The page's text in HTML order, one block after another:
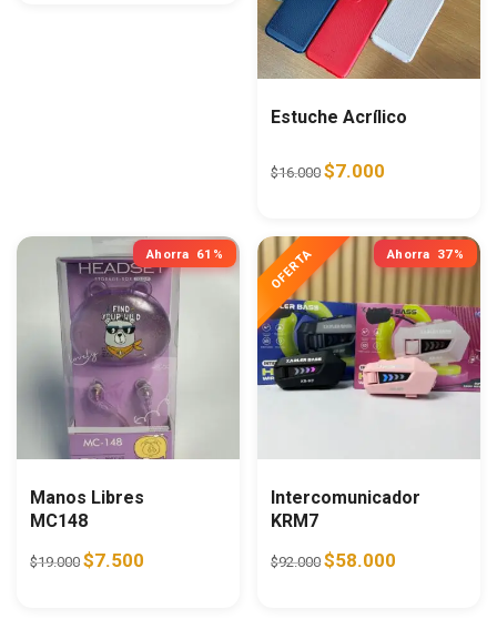
Estuche Acrílico
$16.000 Original price was:
$7.000
Ahorra 61%
Manos Libres
MC148
$19.000 Original price was: $19.000.
$7.500 Current price is: $7.500.
Ahorra 37%
Intercomunicador
KRM7
$92.000 Original price was:
$58.000